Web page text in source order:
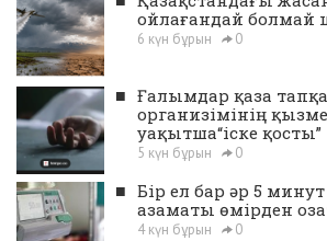
ойлағандай
6 күн бұрын 0
■ Ғалымдар қаза
организімінің
уақытша“іске қосты”
5 күн бұрын 0
■ Бір ел бар әр 5
азаматы өмірден
4 күн бұрын 0